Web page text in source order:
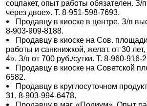
соцпакет, опыт работы обязателен. З/
через двое». Т. 8-951-598-7693.
Продавцу в киоске в центре. З/п
8-903-909-8188.
Продавцу в киоске на Сов.
работы и санкнижкой, желат. от 30
4». З/п от 700 руб./сутки. Т. 8-960-916-
Продавцу в киоске на Советской
6582.
Продавцу в круглосуточном
31, 8-903-994-6478.